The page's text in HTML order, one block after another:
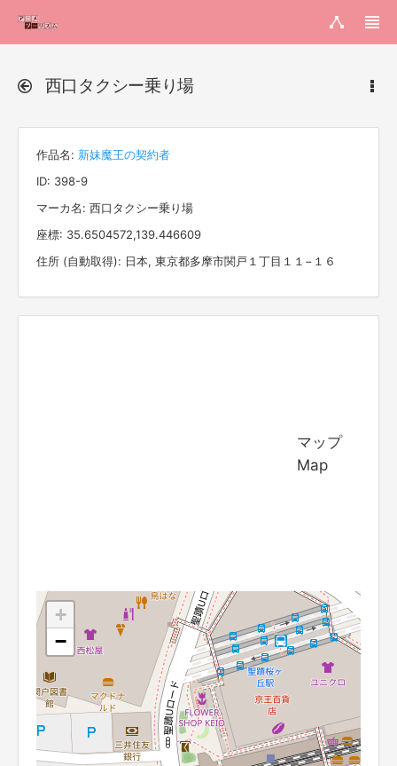
西口タクシー乗り場
作品名: 新妹魔王の契約者
ID: 398-9
マーカ名: 西口タクシー乗り場
座標: 35.6504572,139.446609
住所 (自動取得): 日本, 東京都多摩市関戸１丁目１１−１６
マップ
Map
+
−